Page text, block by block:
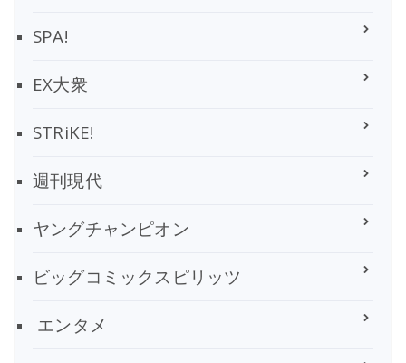
SPA!
EX大衆
STRiKE!
週刊現代
ヤングチャンピオン
ビッグコミックスピリッツ
エンタメ